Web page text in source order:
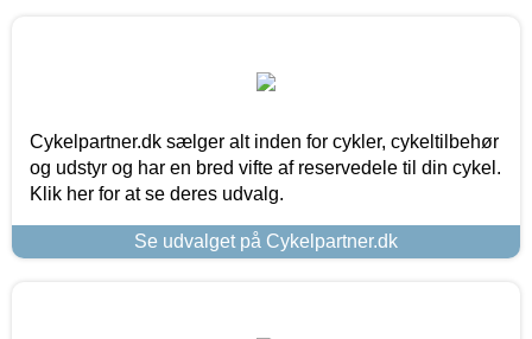
Cykelpartner.dk sælger alt inden for cykler, cykeltilbehør
og udstyr og har en bred vifte af reservedele til din cykel.
Klik her for at se deres udvalg.
Se udvalget på Cykelpartner.dk